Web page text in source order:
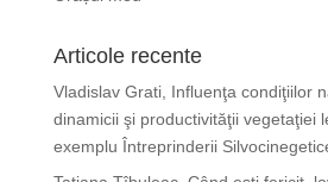
Articole recente
Vladislav Grati, Influenţa condiţiilor
dinamicii şi productivităţii vegetaţiei
exemplu Întreprinderii